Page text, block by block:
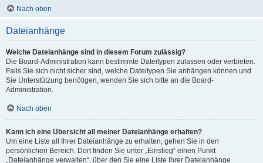
Nach oben
Dateianhänge
Welche Dateianhänge sind in diesem Forum zulässig?
Die Board-Administration kann bestimmte Dateitypen zulassen oder verbieten.
Falls Sie sich nicht sicher sind, welche Dateitypen Sie anhängen können und
Sie Unterstützung benötigen, wenden Sie sich bitte an die Board-
Administration.
Nach oben
Kann ich eine Übersicht all meiner Dateianhänge erhalten?
Um eine Liste all Ihrer Dateianhänge zu erhalten, gehen Sie in den
persönlichen Bereich. Dort finden Sie unter „Einstieg“ einen Punkt
„Dateianhänge verwalten“, über den Sie eine Liste Ihrer Dateianhänge